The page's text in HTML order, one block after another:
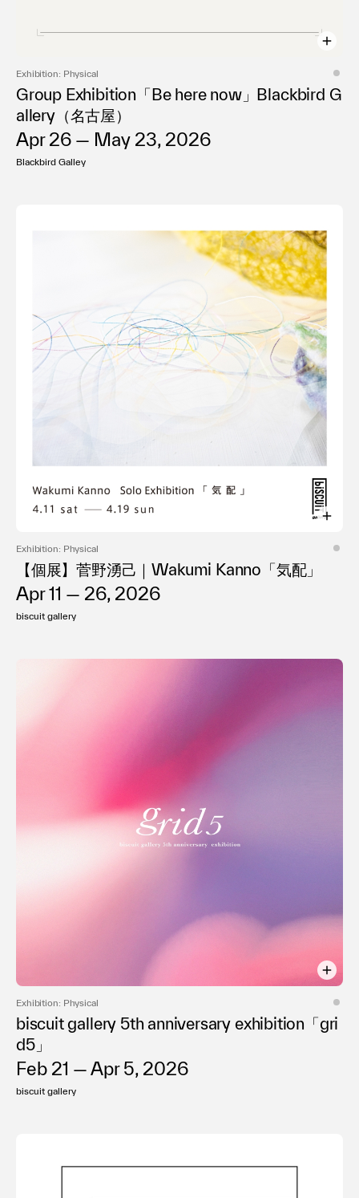
Exhibition: Physical
Group Exhibition「Be here now」Blackbird G
allery（名古屋）
Apr 26 — May 23, 2026
Blackbird Galley
Exhibition: Physical
【個展】菅野湧己｜Wakumi Kanno「気配」
Apr 11 — 26, 2026
biscuit gallery
Exhibition: Physical
biscuit gallery 5th anniversary exhibition「gri
d5」
Feb 21 — Apr 5, 2026
biscuit gallery